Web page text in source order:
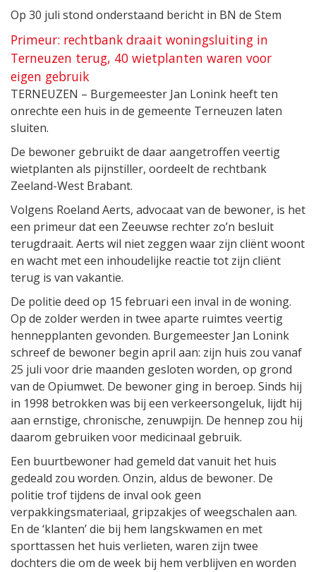
Op 30 juli stond onderstaand bericht in BN de Stem
Primeur: rechtbank draait woningsluiting in
Terneuzen terug, 40 wietplanten waren voor
eigen gebruik
TERNEUZEN – Burgemeester Jan Lonink heeft ten
onrechte een huis in de gemeente Terneuzen laten
sluiten.
De bewoner gebruikt de daar aangetroffen veertig
wietplanten als pijnstiller, oordeelt de rechtbank
Zeeland-West Brabant.
Volgens Roeland Aerts, advocaat van de bewoner, is het
een primeur dat een Zeeuwse rechter zo’n besluit
terugdraait. Aerts wil niet zeggen waar zijn cliënt woont
en wacht met een inhoudelijke reactie tot zijn cliënt
terug is van vakantie.
De politie deed op 15 februari een inval in de woning.
Op de zolder werden in twee aparte ruimtes veertig
hennepplanten gevonden. Burgemeester Jan Lonink
schreef de bewoner begin april aan: zijn huis zou vanaf
25 juli voor drie maanden gesloten worden, op grond
van de Opiumwet. De bewoner ging in beroep. Sinds hij
in 1998 betrokken was bij een verkeersongeluk, lijdt hij
aan ernstige, chronische, zenuwpijn. De hennep zou hij
daarom gebruiken voor medicinaal gebruik.
Een buurtbewoner had gemeld dat vanuit het huis
gedeald zou worden. Onzin, aldus de bewoner. De
politie trof tijdens de inval ook geen
verpakkingsmateriaal, gripzakjes of weegschalen aan.
En de ‘klanten’ die bij hem langskwamen en met
sporttassen het huis verlieten, waren zijn twee
dochters die om de week bij hem verblijven en worden